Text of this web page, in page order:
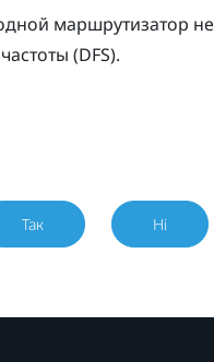
маршрутизатор не
(DFS).
Так Ні